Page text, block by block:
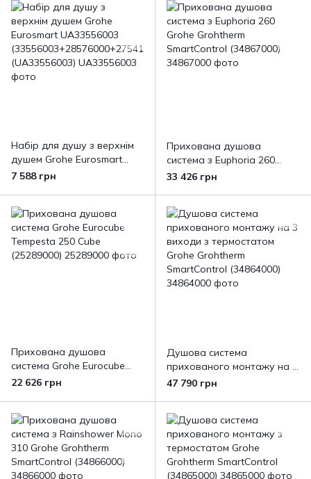
Набір для душу з верхнім
душем Grohe Eurosmart
UA33556003
7 588 грн
Прихована душова
система з Euphoria 260
Grohe Grohtherm
33 426 грн
Прихована душова
система Grohe Eurocube
Tempesta 250 Cube
22 626 грн
Душова система
прихованого монтажу на 3
виходи з термостатом
47 790 грн